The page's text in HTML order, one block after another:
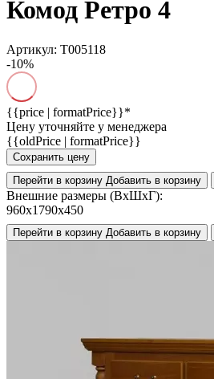
Комод Ретро 4
Артикул: Т005118
-10%
{{price | formatPrice}}*
Цену уточняйте у менеджера
{{oldPrice | formatPrice}}
Сохранить цену
Перейти в корзину Добавить в корзину
Внешние размеры (ВхШхГ):
960x1790x450
Перейти в корзину Добавить в корзину